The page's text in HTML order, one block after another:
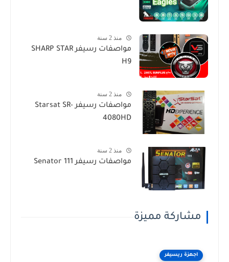
منذ 2 سنة
مواصفات رسيفر SHARP STAR
H9
منذ 2 سنة
مواصفات رسيفر Starsat SR-
4080HD
منذ 2 سنة
مواصفات رسيفر Senator 111
مشاركة مميزة
اجهزة ريسيفر